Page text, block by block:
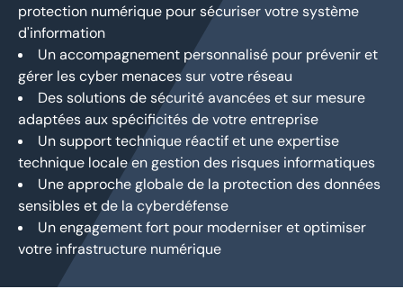
protection numérique pour sécuriser votre système
d'information
Un accompagnement personnalisé pour prévenir et
gérer les cyber menaces sur votre réseau
Des solutions de sécurité avancées et sur mesure
adaptées aux spécificités de votre entreprise
Un support technique réactif et une expertise
technique locale en gestion des risques informatiques
Une approche globale de la protection des données
sensibles et de la cyberdéfense
Un engagement fort pour moderniser et optimiser
votre infrastructure numérique